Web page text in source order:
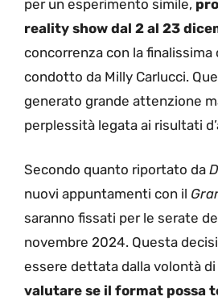
per un esperimento simile,
reality show dal 2 al 23
concorrenza con la finalissima
condotto da Milly Carlucci.
generato grande attenzione
perplessità legata ai risultati
Secondo quanto riportato da
nuovi appuntamenti con il
saranno fissati per le serate
novembre 2024. Questa
essere dettata dalla volontà
valutare se il format possa